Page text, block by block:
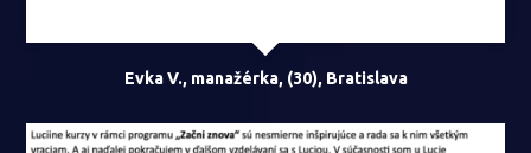
Evka V., manažérka, (30), Bratislava